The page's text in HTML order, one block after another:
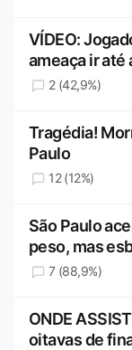
VÍDEO:
ameaça ir até
2 (42,9%)
Tragédia!
Paulo
12 (12%)
São Paulo
peso, mas
7 (88,9%)
ONDE
oitavas de